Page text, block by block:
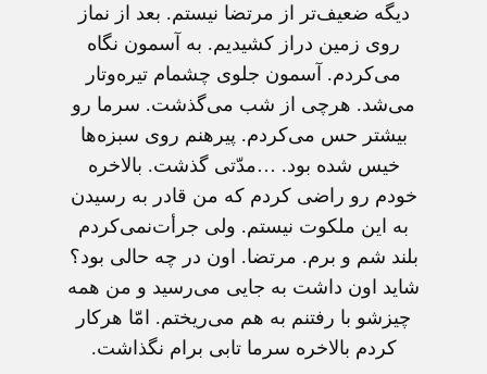
دیگه ضعیف‌تر از مرتضا نیستم. بعد از نماز
روی زمین دراز کشیدیم. به آسمون نگاه
می‌کردم. آسمون جلوی چشمام تیره‌وتار
می‌شد. هرچی از شب می‌گذشت. سرما رو
بیشتر حس می‌کردم. پیرهنم روی سبزه‌ها
خیس شده بود. …مدّتی گذشت. بالاخره
خودم رو راضی کردم که من قادر به رسیدن
به این ملکوت نیستم. ولی جرأت‌نمی‌کردم
بلند شم و برم. مرتضا. اون در چه حالی بود؟
شاید اون داشت به جایی می‌رسید و من همه
چیزشو با رفتنم به هم می‌ریختم. امّا هرکار
کردم بالاخره سرما تابی برام نگذاشت.